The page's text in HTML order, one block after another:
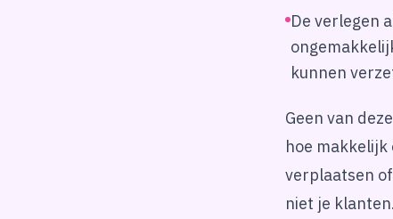
De verlegen
kunnen
Geen van
hoe
verplaatsen
niet je klanten.